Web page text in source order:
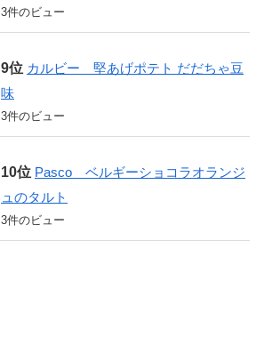
3件のビュー
カルビー 堅あげポテト だだちゃ豆
味
3件のビュー
Pasco ベルギーショコラオランジ
ュのタルト
3件のビュー